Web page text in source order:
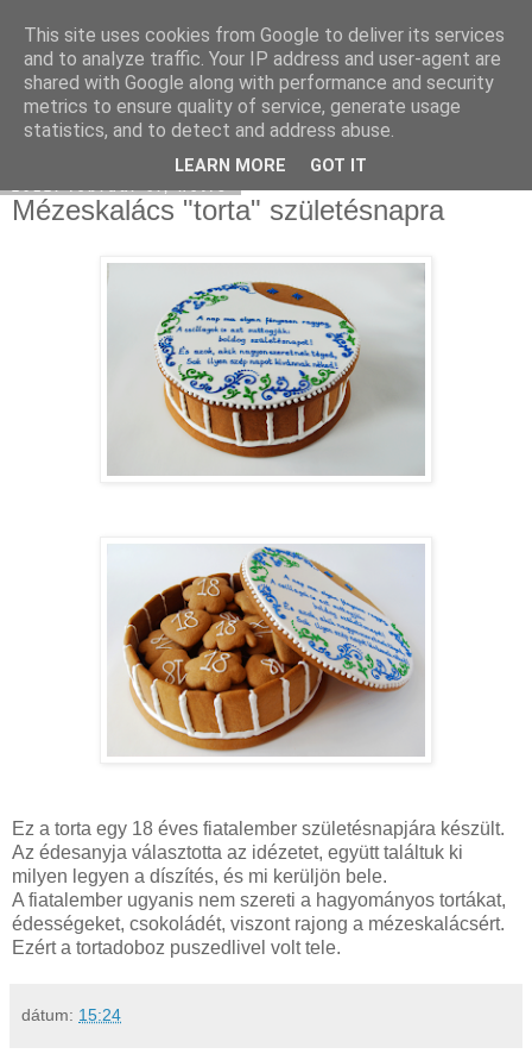
Moha Konyha
Mézeskalács "torta" születésnapra
Ez a torta egy 18 éves fiatalember születésnapjára készült.
Az édesanyja választotta az idézetet, együtt találtuk ki
milyen legyen a díszítés, és mi kerüljön bele.
A fiatalember ugyanis nem szereti a hagyományos tortákat,
édességeket, csokoládét, viszont rajong a mézeskalácsért.
Ezért a tortadoboz puszedlivel volt tele.
dátum: 15:24
This site uses cookies from Google to deliver its services
and to analyze traffic. Your IP address and user-agent are
shared with Google along with performance and security
metrics to ensure quality of service, generate usage
statistics, and to detect and address abuse.
LEARN MORE GOT IT